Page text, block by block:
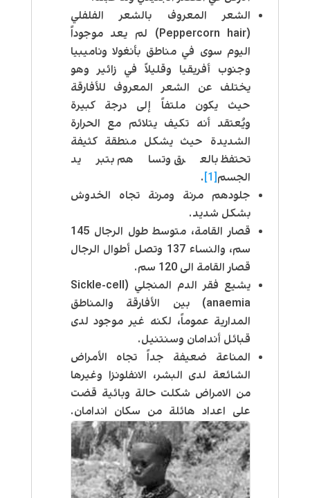
الشعر المعروف بالشعر الفلفلي
(Peppercorn hair) لم يعد موجوداً
اليوم سوى في مناطق بأنغولا وناميبيا
وجنوب أفريقيا وقليلاً في زائير وهو
يختلف عن الشعر المعروف للأفارقة
حيث يكون ملتفاً إلى درجة كبيرة
ويُعتقد أنه تكيف يتلائم مع الحرارة
الشديدة حيث يشكل منطقة كثيفة
تحتفظ بالعرق وتساهم بتبريد
الجسم[1]
.
جلودهم مرنة ومرنة تجاه الخدوش
بشكل شديد.
قصار القامة، متوسط طول الرجال 145
سم، والنساء 137 وتصل أطوال الرجال
قصار القامة الى 120 سم.
يشيع فقر الدم المنجلي (Sickle-cell
anaemia) بين الأفارقة والمناطق
المدارية عموماً، لكنه غير موجود لدى
قبائل أندامان وسنتنيل.
المناعة ضعيفة جداً تجاه الأمراض
الشائعة لدى البشر، الانفلونزا وغيرها
من الامراض شكلت حالة وبائية قضت
على اعداد هائلة من سكان اندامان.